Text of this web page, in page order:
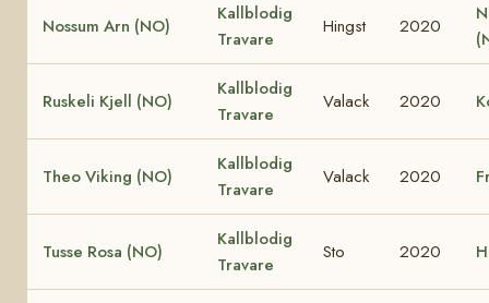
Nossum Arn (NO)
Kallblodig
Travare
Hingst 2020
Ruskeli Kjell (NO)
Kallblodig
Travare
Valack 2020
Theo Viking (NO)
Kallblodig
Travare
Valack 2020
Tusse Rosa (NO)
Kallblodig
Travare
Sto 2020